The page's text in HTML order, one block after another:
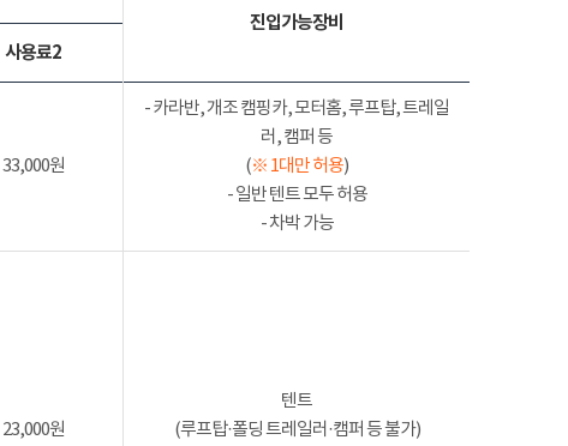
진입가능장비
사용료2
33,000원
- 카라반, 개조 캠핑카, 모터홈, 루프탑, 트레일
러, 캠퍼 등
(※ 1대만 허용)
- 일반 텐트 모두 허용
- 차박 가능
23,000원
텐트
(루프탑·폴딩 트레일러·캠퍼 등 불가)